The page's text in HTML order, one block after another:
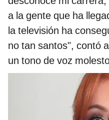
a la gente que ha
la televisión ha
no tan santos", contó
un tono de voz